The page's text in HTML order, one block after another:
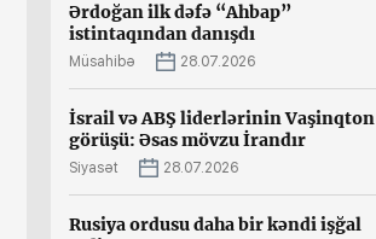
Ərdoğan ilk dəfə “Ahbap”
istintaqından danışdı
Müsahibə 28.07.2026
İsrail və ABŞ liderlərinin Vaşinqton
görüşü: Əsas mövzu İrandır
Siyasət 28.07.2026
Rusiya ordusu daha bir kəndi işğal